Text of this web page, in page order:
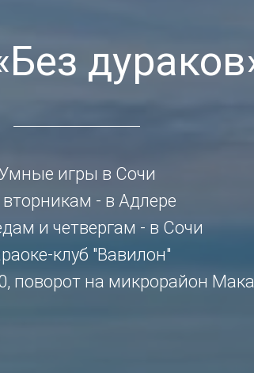
игры в Сочи
- в Адлере
и четвергам - в Сочи
клуб "Вавилон"
поворот на микрорайон